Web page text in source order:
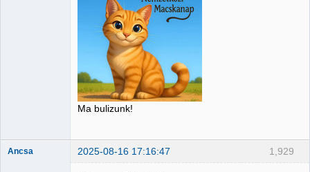
Ma bulizunk!
1,929
Ancsa 2025-08-16 17:16:47